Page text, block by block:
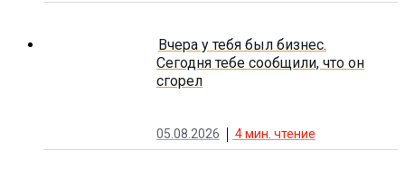
Вчера у тебя был бизнес.
Сегодня тебе сообщили, что он
сгорел
05.08.2026 4мин. чтение